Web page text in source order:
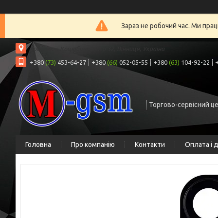
Зараз не робочий час. Ми
проспект Коцюбинського 32, Вінниця, Україна
+380(73) 453-64-27 +380(66) 052-05-55 +380 (63) 104-92-22
Торгово-сервісний
Головна Про компанію Контакти Оплата і